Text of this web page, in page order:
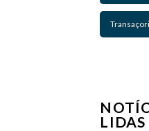
LIDAS